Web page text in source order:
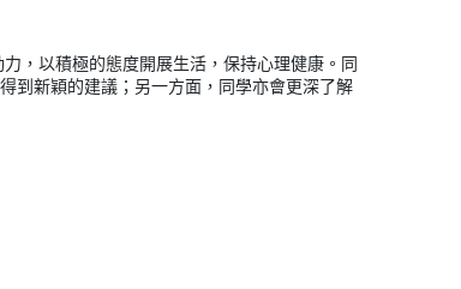
，以積極的態度開展生活，保持心理健康。同
到新穎的建議；另一方面，同學亦會更深了解